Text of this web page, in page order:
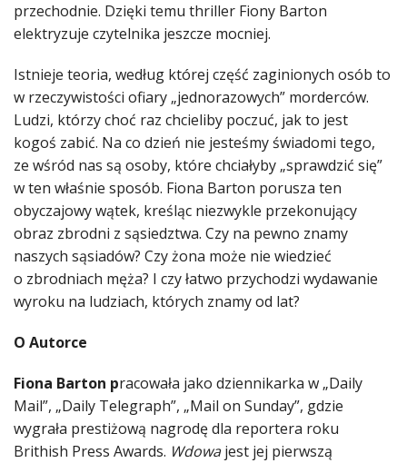
przechodnie. Dzięki temu thriller Fiony Barton
elektryzuje czytelnika jeszcze mocniej.
Istnieje teoria, według której część zaginionych osób to
w rzeczywistości ofiary „jednorazowych” morderców.
Ludzi, którzy choć raz chcieliby poczuć, jak to jest
kogoś zabić. Na co dzień nie jesteśmy świadomi tego,
ze wśród nas są osoby, które chciałyby „sprawdzić się”
w ten właśnie sposób. Fiona Barton porusza ten
obyczajowy wątek, kreśląc niezwykle przekonujący
obraz zbrodni z sąsiedztwa. Czy na pewno znamy
naszych sąsiadów? Czy żona może nie wiedzieć
o zbrodniach męża? I czy łatwo przychodzi wydawanie
wyroku na ludziach, których znamy od lat?
O Autorce
Fiona Barton pracowała jako dziennikarka w „Daily
Mail”, „Daily Telegraph”, „Mail on Sunday”, gdzie
wygrała prestiżową nagrodę dla reportera roku
Brithish Press Awards. Wdowajest jej pierwszą